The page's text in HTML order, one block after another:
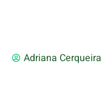
Adriana Cerqueira